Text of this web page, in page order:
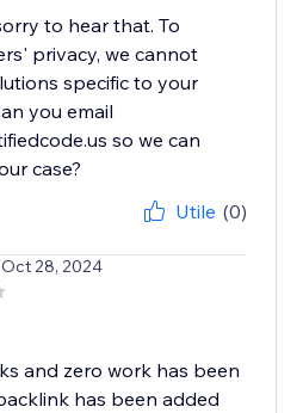
to hear that. To
privacy, we cannot
specific to your
you email
so we can
case?
Utile (0)
28, 2024
and zero work has been
has been added